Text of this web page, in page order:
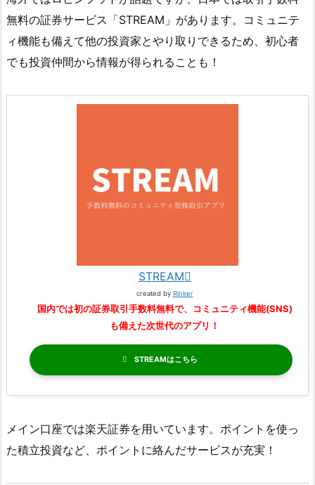
無料の証券サービス「STREAM」があります。コミュニテ
ィ機能も備えて他の投資家とやり取りできるため、初心者
でも投資仲間から情報が得られることも！
STREAM
created by Rinker
国内では初の証券取引手数料無料で、コミュニティ機能(SNS)
も備えた次世代のアプリ！
STREAM
メイン口座では楽天証券を用いています。ポイントを使っ
た積立投資など、ポイントに絡んだサービスが充実！